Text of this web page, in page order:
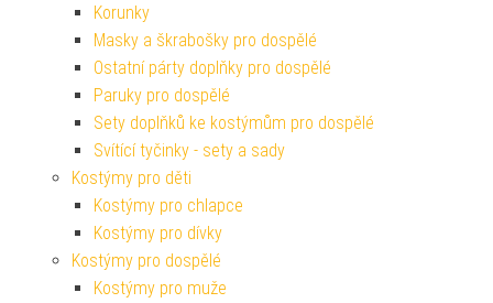
Korunky
Masky a škrabošky pro dospělé
Ostatní párty doplňky pro dospělé
Paruky pro dospělé
Sety doplňků ke kostýmům pro dospělé
Svítící tyčinky - sety a sady
Kostýmy pro děti
Kostýmy pro chlapce
Kostýmy pro dívky
Kostýmy pro dospělé
Kostýmy pro muže